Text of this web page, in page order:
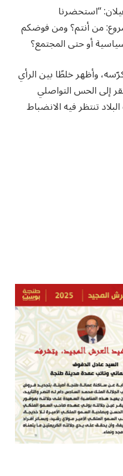
“استحضرنا
من أنتم؟ ومن فوضكم
أو حتى المجتمع؟
وأظهر خلطًا بين الرأي
إلى الحس التواصلي
تنتظر فيه الانضباط